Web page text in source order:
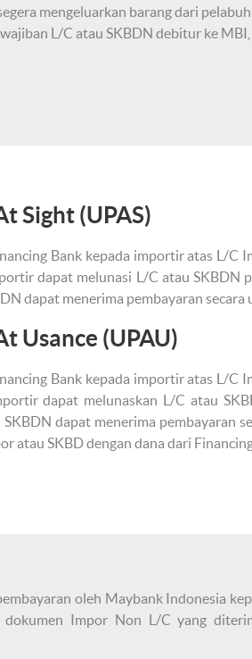
mengeluarkan barang dari
L/C atau SKBDN debitur ke
Sight (UPAS)
Bank kepada importir atas L/C
dapat melunasi L/C atau SKBDN
dapat menerima pembayaran secara
Usance (UPAU)
Bank kepada importir atas L/C
dapat melunaskan L/C atau
dapat menerima pembayaran
atau SKBD dengan dana dari
oleh Maybank Indonesia
dokumen Impor Non L/C yang